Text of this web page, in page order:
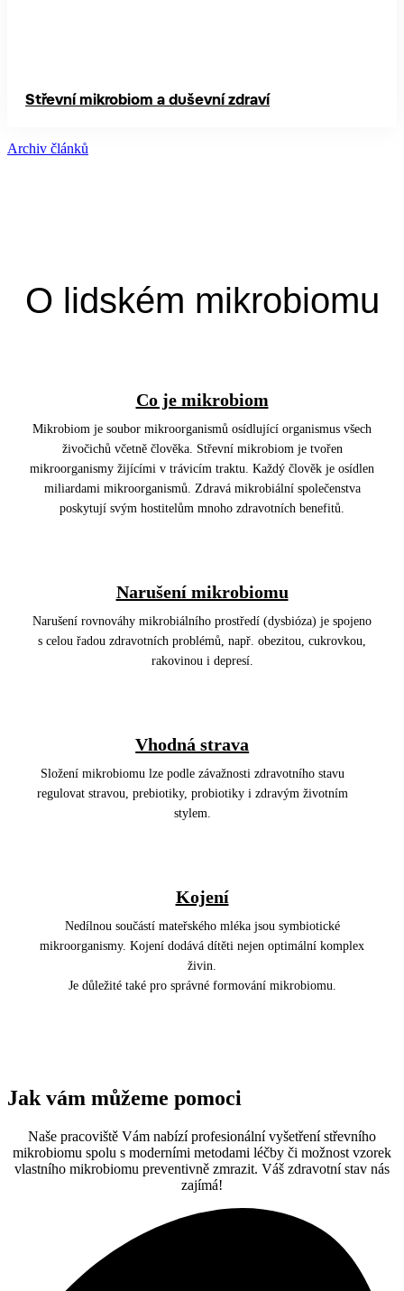
Střevní mikrobiom a duševní zdraví
Archiv článků
O lidském mikrobiomu
Co je mikrobiom
Mikrobiom je soubor mikroorganismů osídlující organismus všech
živočichů včetně člověka. Střevní mikrobiom je tvořen
mikroorganismy žijícími v trávicím traktu. Každý člověk je osídlen
miliardami mikroorganismů. Zdravá mikrobiální společenstva
poskytují svým hostitelům mnoho zdravotních benefitů.
Narušení mikrobiomu
Narušení rovnováhy mikrobiálního prostředí (dysbióza) je spojeno
s celou řadou zdravotních problémů, např. obezitou, cukrovkou,
rakovinou i depresí.
Vhodná strava
Složení mikrobiomu lze podle závažnosti zdravotního stavu
regulovat stravou, prebiotiky, probiotiky i zdravým životním
stylem.
Kojení
Nedílnou součástí mateřského mléka jsou symbiotické
mikroorganismy. Kojení dodává dítěti nejen optimální komplex
živin.
Je důležité také pro správné formování mikrobiomu.
Jak vám můžeme pomoci
Naše pracoviště Vám nabízí profesionální vyšetření střevního
mikrobiomu spolu s moderními metodami léčby či možnost vzorek
vlastního mikrobiomu preventivně zmrazit. Váš zdravotní stav nás
zajímá!